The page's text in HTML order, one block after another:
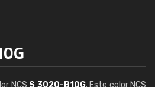
NCS S 3020-B10G. Este color NCS